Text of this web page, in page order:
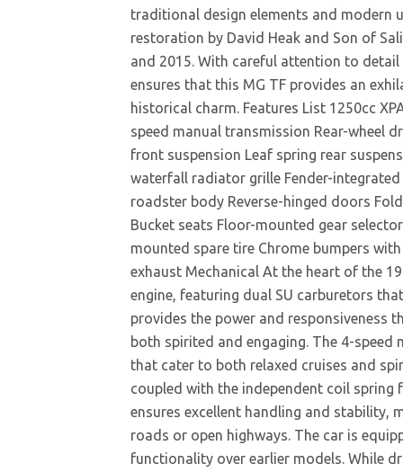
traditional design elements and modern
restoration by David Heak and Son of
and 2015. With careful attention to
ensures that this MG TF provides an
historical charm. Features List 1250cc
speed manual transmission Rear-wheel
front suspension Leaf spring rear
waterfall radiator grille Fender-
roadster body Reverse-hinged doors
Bucket seats Floor-mounted gear
mounted spare tire Chrome bumpers
exhaust Mechanical At the heart of the
engine, featuring dual SU carburetors
provides the power and responsiveness
both spirited and engaging. The 4-
that cater to both relaxed cruises and
coupled with the independent coil spring
ensures excellent handling and stability,
roads or open highways. The car is
functionality over earlier models. While